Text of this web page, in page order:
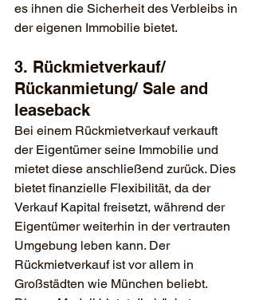
es ihnen die Sicherheit des Verbleibs in
der eigenen Immobilie bietet.
3. Rückmietverkauf/
Rückanmietung/ Sale and
leaseback
Bei einem Rückmietverkauf verkauft
der Eigentümer seine Immobilie und
mietet diese anschließend zurück. Dies
bietet finanzielle Flexibilität, da der
Verkauf Kapital freisetzt, während der
Eigentümer weiterhin in der vertrauten
Umgebung leben kann. Der
Rückmietverkauf ist vor allem in
Großstädten wie München beliebt.